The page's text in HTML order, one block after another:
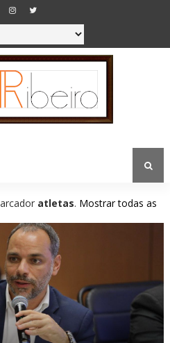
atletas. Mostrar todas as